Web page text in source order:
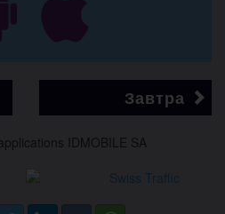
Завтра
IDMOBILE SA